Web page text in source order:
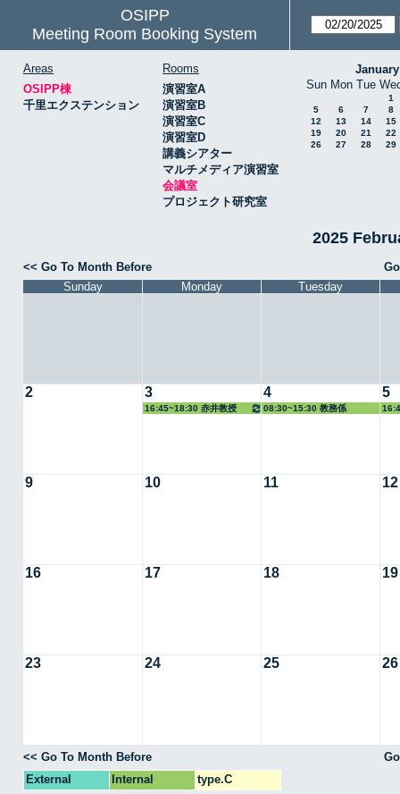
OSIPP
Meeting Room Booking System
Areas
OSIPP棟
千里エクステンション
Rooms
演習室A
演習室B
演習室C
演習室D
講義シアター
マルチメディア演習室
会議室
プロジェクト研究室
Sun Mon Tue
1
5
6 7
8
12
13 14
15
19
20 21
22
26
27 28 29
2025
<< Go To Month Before
Sunday
Monday Tuesday
2 3
16:45~18:30 赤井教授
4
08:30~15:30 教務係
5
9 10 11 12
16 17 18 19
23 24 25 26
<< Go To Month Before
External
Internal type.C